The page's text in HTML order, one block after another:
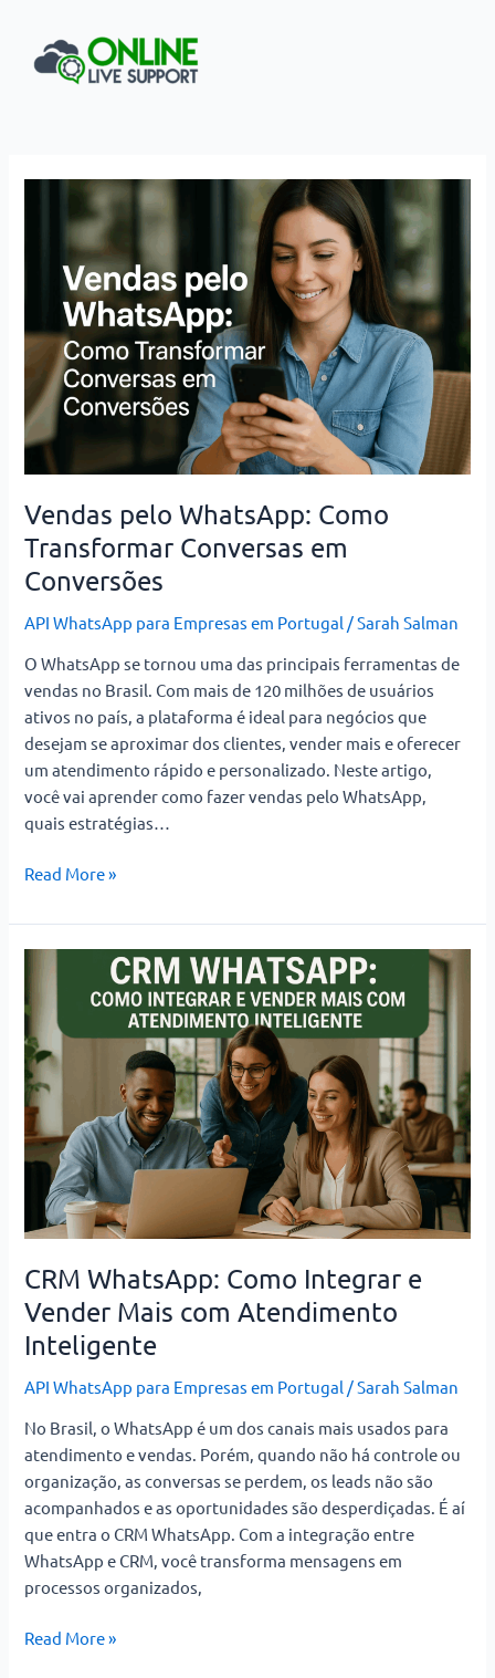
Vendas pelo WhatsApp: Como
Transformar Conversas em
Conversões
API WhatsApp para Empresas em Portugal /Sarah Salman
O WhatsApp se tornou uma das principais ferramentas de
vendas no Brasil. Com mais de 120 milhões de usuários
ativos no país, a plataforma é ideal para negócios que
desejam se aproximar dos clientes, vender mais e oferecer
um atendimento rápido e personalizado. Neste artigo,
você vai aprender como fazer vendas pelo WhatsApp,
quais estratégias…
WhatsApp:
Como
Transformar
Conversas
Conversões
Read More »
CRM WhatsApp: Como Integrar e
Vender Mais com Atendimento
Inteligente
API WhatsApp para Empresas em Portugal /Sarah Salman
No Brasil, o WhatsApp é um dos canais mais usados para
atendimento e vendas. Porém, quando não há controle ou
organização, as conversas se perdem, os leads não são
acompanhados e as oportunidades são desperdiçadas. É aí
que entra o CRM WhatsApp. Com a integração entre
WhatsApp e CRM, você transforma mensagens em
processos organizados,
WhatsApp:
Como
Integrar
e
Vender
Mais
com
Atendimento
Inteligente
Read More »